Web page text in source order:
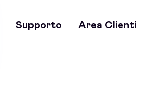
Supporto Area Clienti